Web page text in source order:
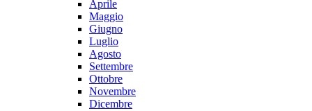
Aprile
Maggio
Giugno
Luglio
Agosto
Settembre
Ottobre
Novembre
Dicembre